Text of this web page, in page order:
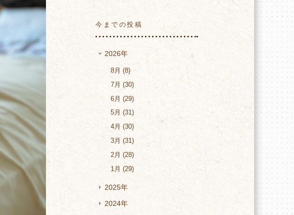
今までの投稿
2026年
8月
8
7月
30
6月
29
5月
31
4月
30
3月
31
2月
28
1月
29
2025年
2024年